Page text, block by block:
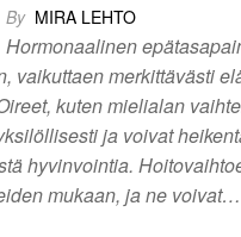
By MIRA LEHTO
Hormonaalinen
vaikuttaen merkittävästi
kuten mielialan
ja voivat
hyvinvointia.
mukaan, ja ne voivat…